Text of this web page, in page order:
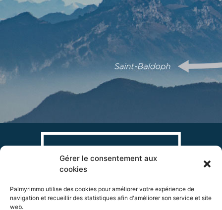
Gérer le consentement aux
cookies
Palmyrimmo utilise des cookies pour améliorer votre expérience de
navigation et recueillir des statistiques afin d'améliorer son service et site
web.
Palmyrimmo • SAS COREB